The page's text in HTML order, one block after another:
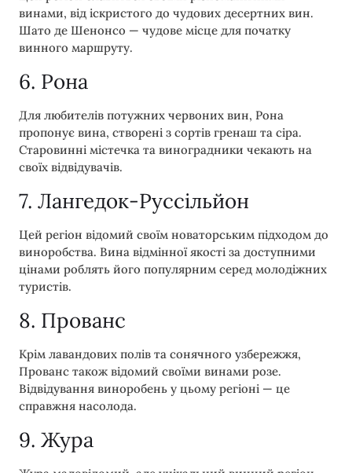
винами, від іскристого до чудових десертних вин.
Шато де Шенонсо — чудове місце для початку
винного маршруту.
6. Рона
Для любителів потужних червоних вин, Рона
пропонує вина, створені з сортів гренаш та сіра.
Старовинні містечка та виноградники чекають на
своїх відвідувачів.
7. Лангедок-Руссільйон
Цей регіон відомий своїм новаторським підходом до
виноробства. Вина відмінної якості за доступними
цінами роблять його популярним серед молодіжних
туристів.
8. Прованс
Крім лавандових полів та сонячного узбережжя,
Прованс також відомий своїми винами розе.
Відвідування виноробень у цьому регіоні — це
справжня насолода.
9. Жура